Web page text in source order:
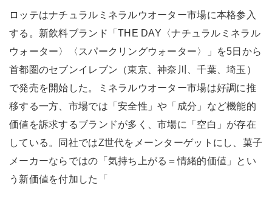
ロッテはナチュラルミネラルウオーター市場に本格参入
する。新飲料ブランド「THE DAY〈ナチュラルミネラル
ウォーター〉〈スパークリングウォーター〉」を5日から
首都圏のセブンイレブン（東京、神奈川、千葉、埼玉）
で発売を開始した。ミネラルウオーター市場は好調に推
移する一方、市場では「安全性」や「成分」など機能的
価値を訴求するブランドが多く、市場に「空白」が存在
している。同社ではZ世代をメーンターゲットにし、菓子
メーカーならではの「気持ち上がる＝情緒的価値」とい
う新価値を付加した「